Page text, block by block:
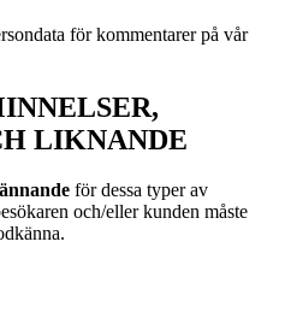
för kommentarer på vår
LIKNANDE
för dessa typer av
och/eller kunden måste